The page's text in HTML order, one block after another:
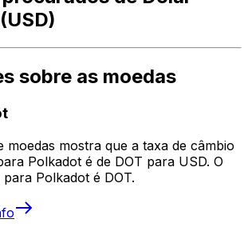
sobre as moedas
moedas mostra que a taxa de câmbio
Polkadot é de DOT para USD. O
Polkadot é DOT.